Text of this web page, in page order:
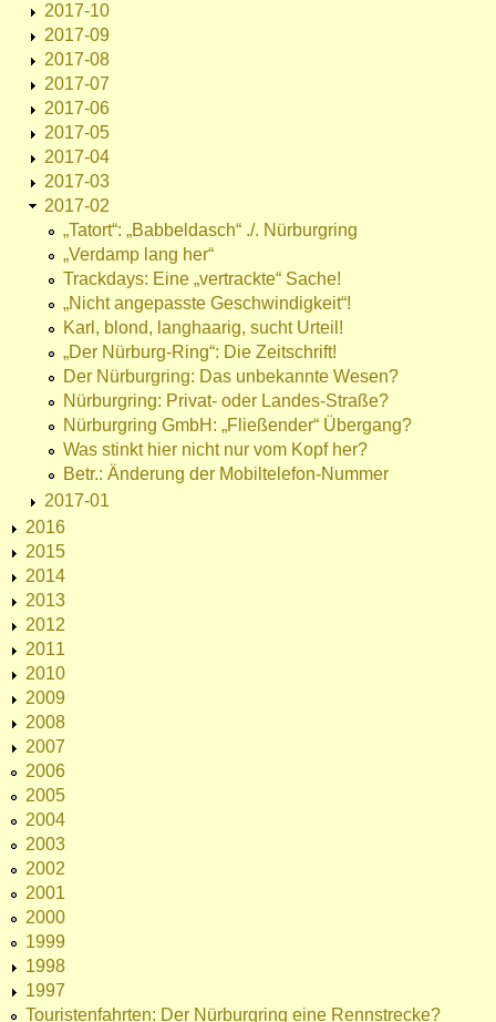
2017-10
2017-09
2017-08
2017-07
2017-06
2017-05
2017-04
2017-03
2017-02
„Tatort“: „Babbeldasch“ ./. Nürburgring
„Verdamp lang her“
Trackdays: Eine „vertrackte“ Sache!
„Nicht angepasste Geschwindigkeit“!
Karl, blond, langhaarig, sucht Urteil!
„Der Nürburg-Ring“: Die Zeitschrift!
Der Nürburgring: Das unbekannte Wesen?
Nürburgring: Privat- oder Landes-Straße?
Nürburgring GmbH: „Fließender“ Übergang?
Was stinkt hier nicht nur vom Kopf her?
Betr.: Änderung der Mobiltelefon-Nummer
2017-01
2016
2015
2014
2013
2012
2011
2010
2009
2008
2007
2006
2005
2004
2003
2002
2001
2000
1999
1998
1997
Touristenfahrten: Der Nürburgring eine Rennstrecke?